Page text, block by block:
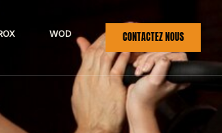
WOD CONTACTEZ NOUS